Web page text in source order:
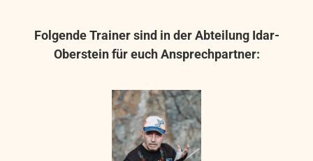
Folgende Trainer sind in der Abteilung Idar-
Oberstein für euch Ansprechpartner: